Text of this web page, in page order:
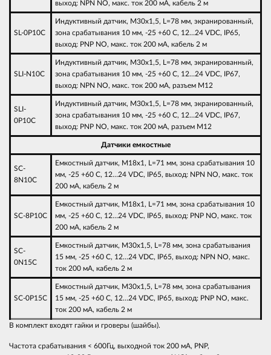
выход: NPN NO, макс. ток 200 мА, кабель 2 м
SL-0P10C
Индуктивный датчик, M30х1,5, L=78 мм, экранированный,
зона срабатывания 10 мм, -25 +60 С, 12…24 VDC, IP65,
выход: PNP NO, макс. ток 200 мА, кабель 2 м
SLI-N10C
Индуктивный датчик, M30х1,5, L=78 мм, экранированный,
зона срабатывания 10 мм, -25 +60 С, 12…24 VDC, IP67,
выход: NPN NO, макс. ток 200 мА, разъем M12
SLI-
0P10C
Индуктивный датчик, M30х1,5, L=78 мм, экранированный,
зона срабатывания 10 мм, -25 +60 С, 12…24 VDC, IP67,
выход: PNP NO, макс. ток 200 мА, разъем M12
Датчики емкостные
SC-
8N10C
Емкостный датчик, M18х1, L=71 мм, зона срабатывания 10
мм, -25 +60 С, 12…24 VDC, IP65, выход: NPN NO, макс. ток
200 мА, кабель 2 м
SC-8P10C
Емкостный датчик, M18х1, L=71 мм, зона срабатывания 10
мм, -25 +60 С, 12…24 VDC, IP65, выход: PNP NO, макс. ток
200 мА, кабель 2 м
SC-
0N15C
Емкостный датчик, M30х1,5, L=78 мм, зона срабатывания
15 мм, -25 +60 С, 12…24 VDC, IP65, выход: NPN NO, макс.
ток 200 мА, кабель 2 м
SC-0P15C
Емкостный датчик, M30х1,5, L=78 мм, зона срабатывания
15 мм, -25 +60 С, 12…24 VDC, IP65, выход: PNP NO, макс.
ток 200 мА, кабель 2 м
В комплект входят гайки и гроверы (шайбы).
Частота срабатывания < 600Гц, выходной ток 200 мА, PNP,